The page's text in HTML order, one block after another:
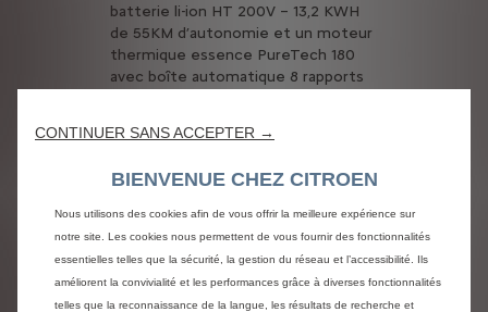
batterie li-ion HT 200V – 13,2 KWH
de 55KM d’autonomie et un moteur
thermique essence PureTech 180
avec boîte automatique 8 rapports
Design intérieur et
extérieur
Citroën C5 Aircross est proposé en
différentes teintes : Blanc Banquise,
Blanc Nacré, Noir Perla Nera, Gris
Platinium, Bleu Tijuca, Gris Acier et
Rouge Volcano. En version hybride,
CONTINUER SANS ACCEPTER →
BIENVENUE CHEZ CITROEN
Nous utilisons des cookies afin de vous offrir la meilleure expérience sur
notre site. Les cookies nous permettent de vous fournir des fonctionnalités
essentielles telles que la sécurité, la gestion du réseau et l’accessibilité. Ils
améliorent la convivialité et les performances grâce à diverses fonctionnalités
telles que la reconnaissance de la langue, les résultats de recherche et